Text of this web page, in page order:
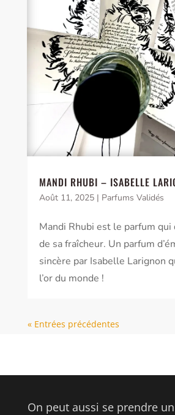
MANDI RHUBI – ISABELLE
Août 11, 2025| Parfums Validés
Mandi Rhubi est le parfum qui
de sa fraîcheur. Un parfum
sincère par Isabelle Larignon
l’or du monde !
« Entrées précédentes
On peut aussi se prendre